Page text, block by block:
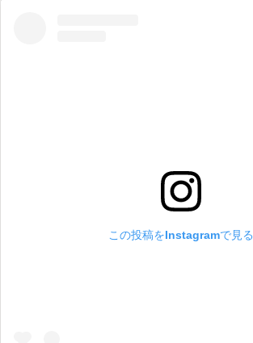
この投稿をInstagramで見る